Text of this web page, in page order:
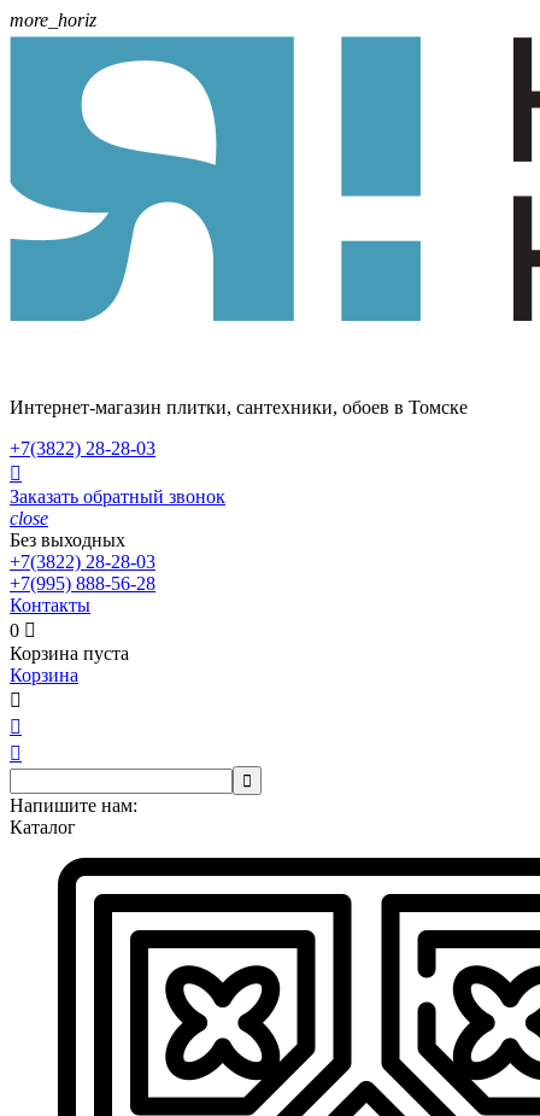
more_horiz
Интернет-магазин плитки, сантехники, обоев в Томске
+7(3822) 28-28-03

Заказать обратный звонок
close
Без выходных
+7(3822) 28-28-03
+7(995) 888-56-28
Контакты
0 
Корзина пуста
Корзина




Напишите нам:
Каталог